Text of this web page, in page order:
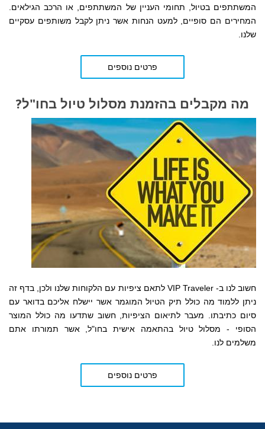
המשתתפים בטיול, תחומי העניין של המשתתפים, או הרכב הגילאים.
המחירים הם סופיים, למעט הנחות אשר ניתן לקבל משותפים עסקיים
שלנו.
פרטים נוספים
מה מקבלים בהזמנת מסלול טיול בחו"ל?
חשוב לנו ב- VIP Traveler לתאם ציפיות עם הלקוחות שלנו ולכן, בדף זה
ניתן ללמוד מה כולל תיק הטיול המוגמר אשר יישלח אליכם בדואר עם
סיום כתיבתו. מעבר לתיאום הציפיות, חשוב שתדעו מה כולל המוצר
הסופי - מסלול טיול בהתאמה אישית בחו"ל, אשר תמורתו אתם
משלמים לנו.
פרטים נוספים